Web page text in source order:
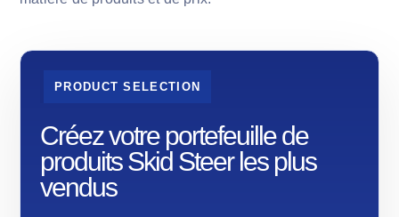
PRODUCT SELECTION
Créez votre portefeuille de
produits Skid Steer les plus
vendus